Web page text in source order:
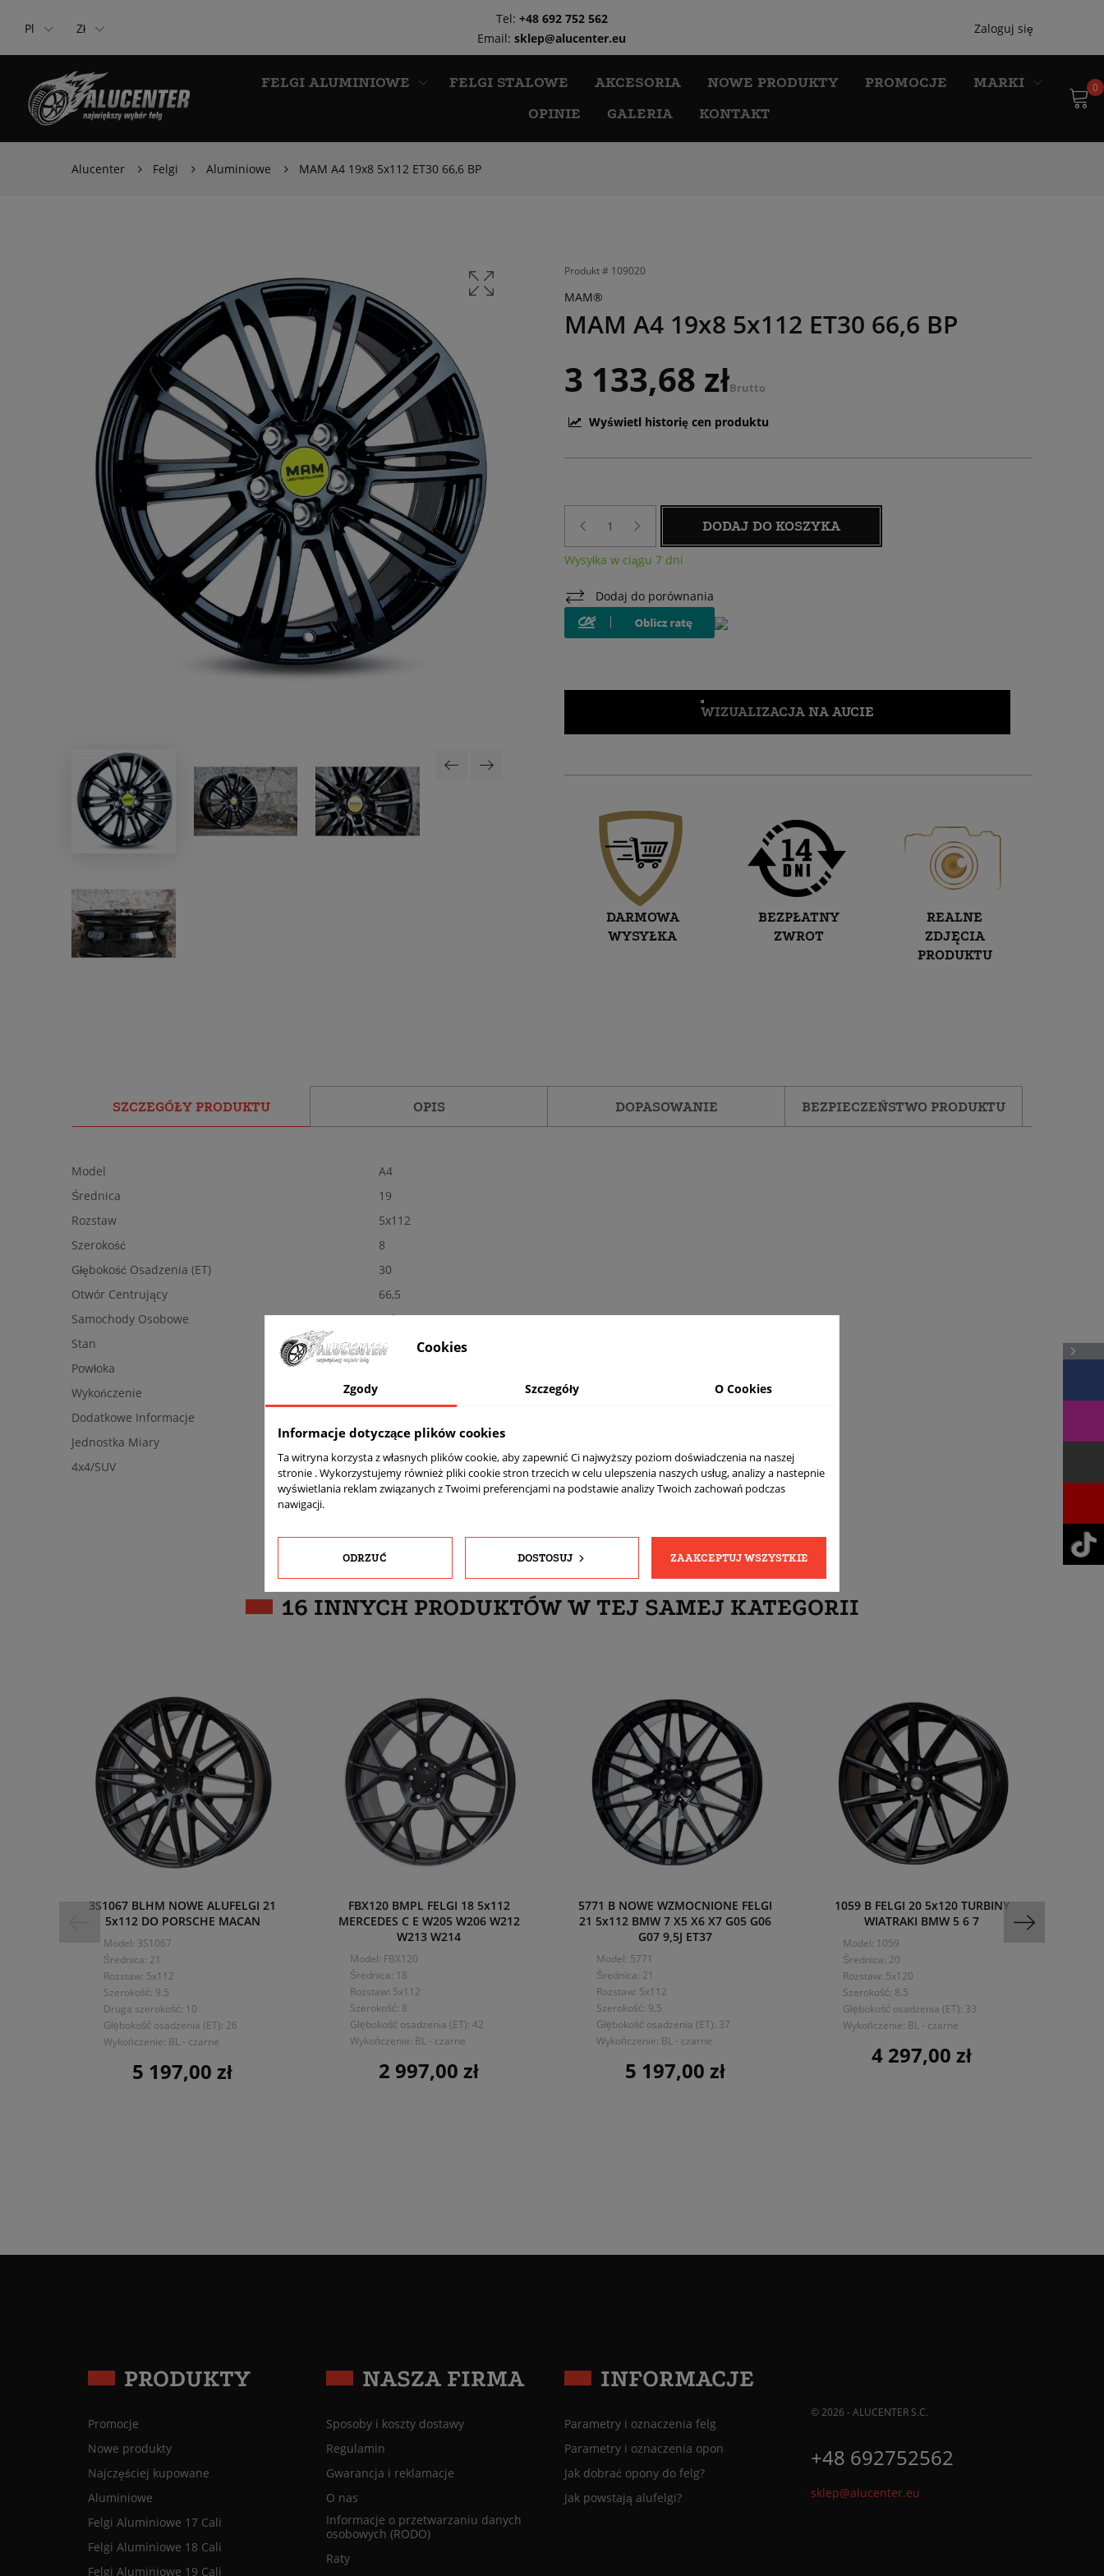
Pl Zł
Tel: +48 692 752 562
Email:sklep@alucenter.eu
Zaloguj się
FELGI ALUMINIOWE FELGI STALOWE AKCESORIA NOWE PRODUKTY PROMOCJE
MARKI
OPINIE
GALERIA KONTAKT
0
Alucenter Felgi Aluminiowe MAM A4 19x8 5x112 ET30 66,6 BP
Produkt # 109020
MAM®
MAM A4 19x8 5x112 ET30 66,6 BP
3 133,68 złBrutto
Wyświetl historię cen produktu
DODAJ DO KOSZYKA
Wysyłka w ciągu 7 dni
Dodaj do porównania
WIZUALIZACJA NA AUCIE
DARMOWA
WYSYŁKA
BEZPŁATNY
ZWROT
REALNE
ZDJĘCIA
PRODUKTU
SZCZEGÓŁY PRODUKTU OPIS DOPASOWANIE BEZPIECZEŃSTWO PRODUKTU
Model
A4
Średnica
19
Rozstaw
5x112
Szerokość
8
Głębokość Osadzenia (ET)
30
Otwór Centrujący
66,5
Samochody Osobowe
Tak
Stan
Nowe
Powłoka
Wykończenie
Dodatkowe Informacje
Jednostka Miary
komplet (4 sztuki)
4x4/SUV
Tak
16 INNYCH PRODUKTÓW W TEJ SAMEJ KATEGORII
3S1067 BLHM NOWE ALUFELGI 21
5x112 DO PORSCHE MACAN
Model: 3S1067
Średnica: 21
Rozstaw: 5x112
Szerokość: 9.5
Druga szerokość: 10
Głębokość osadzenia (ET): 26
Wykończenie: BL - czarne
Cena
5 197,00 zł
FBX120 BMPL FELGI 18 5x112
MERCEDES C E W205 W206 W212
W213 W214
Model: FBX120
Średnica: 18
Rozstaw: 5x112
Szerokość: 8
Głębokość osadzenia (ET): 42
Wykończenie: BL - czarne
Cena
2 997,00 zł
5771 B NOWE WZMOCNIONE FELGI
21 5x112 BMW 7 X5 X6 X7 G05 G06
G07 9,5J ET37
Model: 5771
Średnica: 21
Rozstaw: 5x112
Szerokość: 9.5
Głębokość osadzenia (ET): 37
Wykończenie: BL - czarne
Cena
5 197,00 zł
1059 B FELGI 20 5x120 TURBINY
WIATRAKI BMW 5 6 7
Model: 1059
Średnica: 20
Rozstaw: 5x120
Szerokość: 8.5
Głębokość osadzenia (ET): 33
Wykończenie: BL - czarne
Cena
4 297,00 zł
PRODUKTY
Promocje
Nowe produkty
Najczęściej kupowane
Aluminiowe
Felgi Aluminiowe 17 Cali
Felgi Aluminiowe 18 Cali
Felgi Aluminiowe 19 Cali
NASZA FIRMA
Sposoby i koszty dostawy
Regulamin
Gwarancja i reklamacje
O nas
Informacje o przetwarzaniu danych
osobowych (RODO)
Raty
INFORMACJE
Parametry i oznaczenia felg
Parametry i oznaczenia opon
Jak dobrać opony do felg?
Jak powstają alufelgi?
© 2026 - ALUCENTER S.C.
+48 692752562
sklep@alucenter.eu
Cookies
Zgody Szczegóły O Cookies
Informacje dotyczące plików cookies
Ta witryna korzysta z własnych plików cookie, aby zapewnić Ci najwyższy poziom doświadczenia na naszej
stronie . Wykorzystujemy również pliki cookie stron trzecich w celu ulepszenia naszych usług, analizy a nastepnie
wyświetlania reklam związanych z Twoimi preferencjami na podstawie analizy Twoich zachowań podczas
nawigacji.
ODRZUĆ DOSTOSUJ ZAAKCEPTUJ WSZYSTKIE